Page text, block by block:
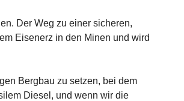
Der Weg zu einer sicheren,
Eisenerz in den Minen und wird
Bergbau zu setzen, bei dem
Diesel, und wenn wir die